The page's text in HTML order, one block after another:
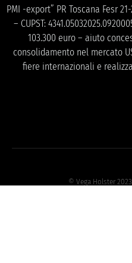
PMI -export” PR Toscana Fesr 21-
– CUPST:
103.300 euro – aiuto
consolidamento nel mercato
fiere internazionali e
© Vega Holster